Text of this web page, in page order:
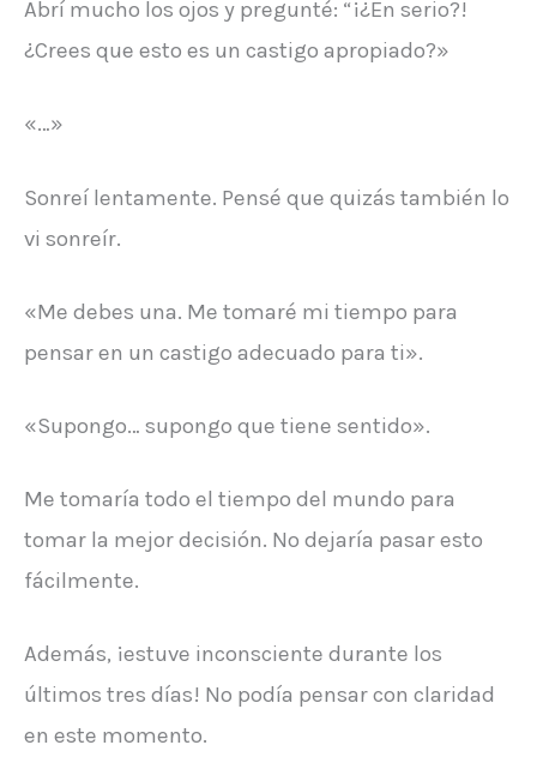
Abrí mucho los ojos y pregunté: “¡¿En serio?!
¿Crees que esto es un castigo apropiado?»
«…»
Sonreí lentamente. Pensé que quizás también lo
vi sonreír.
«Me debes una. Me tomaré mi tiempo para
pensar en un castigo adecuado para ti».
«Supongo… supongo que tiene sentido».
Me tomaría todo el tiempo del mundo para
tomar la mejor decisión. No dejaría pasar esto
fácilmente.
Además, ¡estuve inconsciente durante los
últimos tres días! No podía pensar con claridad
en este momento.